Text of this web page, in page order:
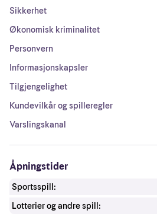
Sikkerhet
Økonomisk kriminalitet
Personvern
Informasjonskapsler
Tilgjengelighet
Kundevilkår og spilleregler
Varslingskanal
Åpningstider
Sportsspill:
Lotterier og andre spill: